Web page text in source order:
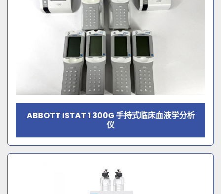
ABBOTT ISTAT 1 300G 手持式临床血液学分析
仪